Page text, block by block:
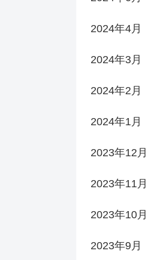
2024年4月
2024年3月
2024年2月
2024年1月
2023年12月
2023年11月
2023年10月
2023年9月